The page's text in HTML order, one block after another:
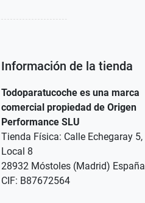
Información de la tienda
Todoparatucoche es una marca
comercial propiedad de Origen
Performance SLU
Tienda Física: Calle Echegaray 5,
Local 8
28932 Móstoles (Madrid) España
CIF: B87672564